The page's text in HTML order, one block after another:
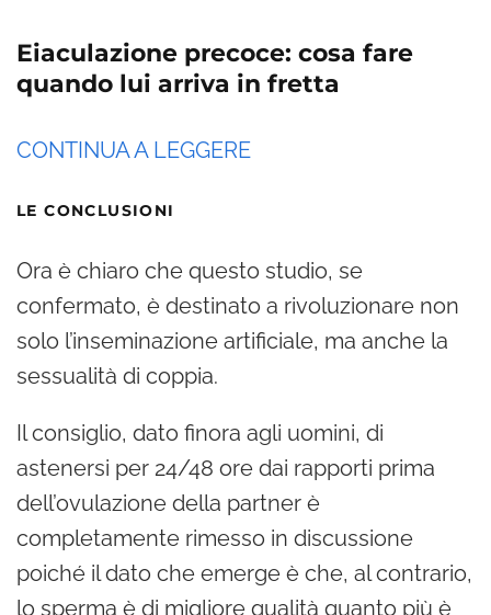
Eiaculazione precoce: cosa fare
quando lui arriva in fretta
CONTINUA A LEGGERE
LE CONCLUSIONI
Ora è chiaro che questo studio, se
confermato, è destinato a rivoluzionare non
solo l’inseminazione artificiale, ma anche la
sessualità di coppia.
Il consiglio, dato finora agli uomini, di
astenersi per 24/48 ore dai rapporti prima
dell’ovulazione della partner è
completamente rimesso in discussione
poiché il dato che emerge è che, al contrario,
lo sperma è di migliore qualità quanto più è